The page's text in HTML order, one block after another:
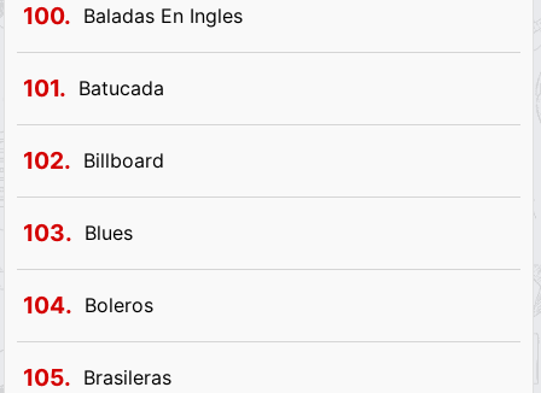
100. Baladas En Ingles
101. Batucada
102. Billboard
103. Blues
104. Boleros
105. Brasileras